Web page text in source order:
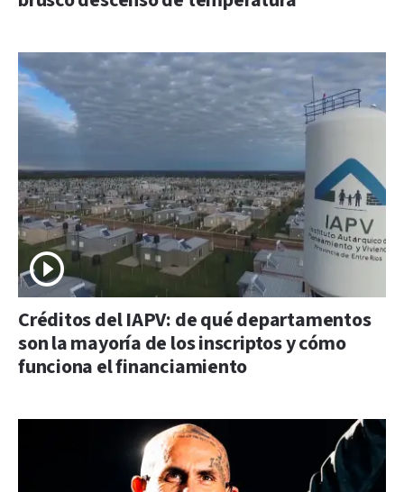
Créditos del IAPV: de qué departamentos
son la mayoría de los inscriptos y cómo
funciona el financiamiento